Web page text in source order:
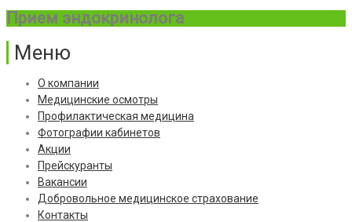
Прием эндокринолога
Меню
О компании
Медицинские осмотры
Профилактическая медицина
Фотографии кабинетов
Акции
Прейскуранты
Вакансии
Добровольное медицинское страхование
Контакты